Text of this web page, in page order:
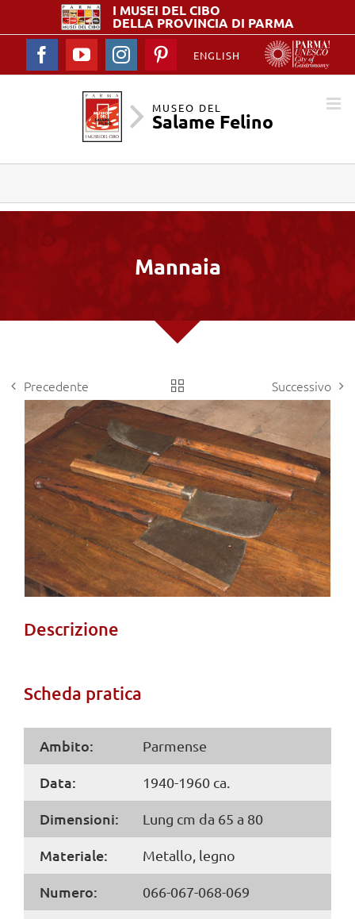
I MUSEI DELCIBO
DELLA PROVINCIA DI PARMA
ENGLISH
FacebookYouTubeInstagramPinterest
MUSEO DEL
Salame Felino
Mannaia
Precedente Successivo
View
Larger
Image
Descrizione
Scheda pratica
Ambito: Parmense
Data: 1940-1960 ca.
Dimensioni: Lung cm da 65 a 80
Materiale: Metallo, legno
Numero: 066-067-068-069